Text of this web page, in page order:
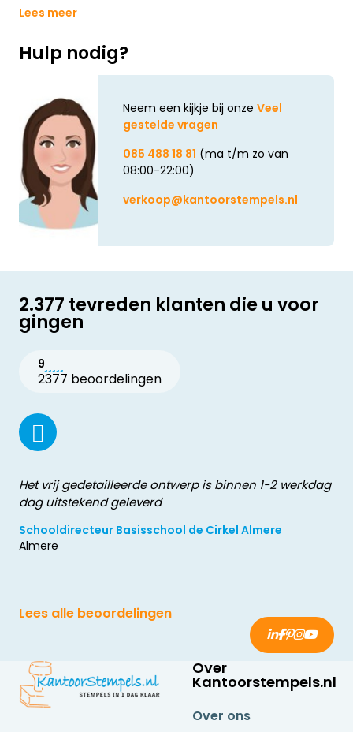
Lees meer
Hulp nodig?
Neem een kijkje bij onze Veel
gestelde vragen
085 488 18 81 (ma t/m zo van
08:00-22:00)
verkoop@kantoorstempels.nl
2.377 tevreden klanten die u voor
gingen
9
2377 beoordelingen
Het vrij gedetailleerde ontwerp is binnen 1-2 werkdag
dag uitstekend geleverd
Schooldirecteur Basisschool de Cirkel Almere
Almere
Lees alle beoordelingen
Over
Kantoorstempels.nl
Over ons